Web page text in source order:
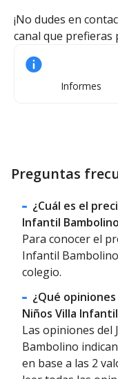
¡No dudes en
canal que prefieras
Informes
Preguntas
¿Cuál es el
Infantil
Para conocer el
Infantil
colegio.
¿Qué
Niños Villa
Las opiniones del
Bambolino
en base a las 2